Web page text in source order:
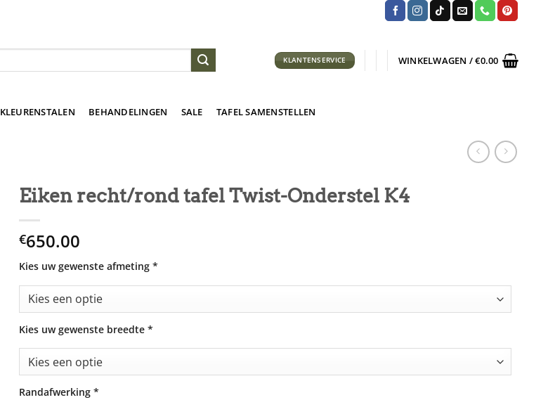
KLANTENSERVICE WINKELWAGEN /€0.00
KLEURENSTALEN BEHANDELINGEN SALE TAFEL SAMENSTELLEN
Eiken recht/rond tafel Twist-Onderstel K4
€650.00
Kies uw gewenste afmeting *
Kies uw gewenste breedte *
Randafwerking *